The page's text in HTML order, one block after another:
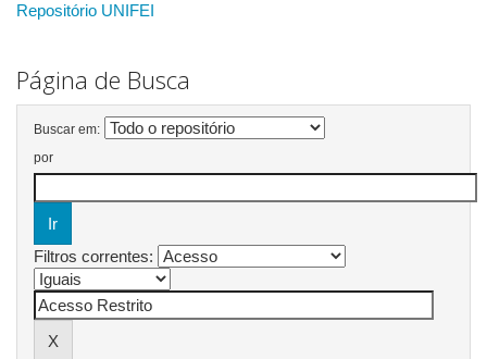
Repositório UNIFEI
Página de Busca
Buscar em:
por
Filtros correntes: